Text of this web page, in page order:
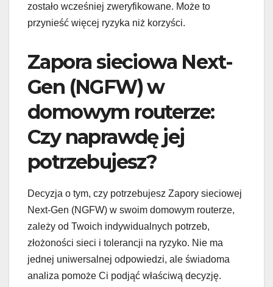
zostało wcześniej zweryfikowane. Może to
przynieść więcej ryzyka niż korzyści.
Zapora sieciowa Next-
Gen (NGFW) w
domowym routerze:
Czy naprawdę jej
potrzebujesz?
Decyzja o tym, czy potrzebujesz Zapory sieciowej
Next-Gen (NGFW) w swoim domowym routerze,
zależy od Twoich indywidualnych potrzeb,
złożoności sieci i tolerancji na ryzyko. Nie ma
jednej uniwersalnej odpowiedzi, ale świadoma
analiza pomoże Ci podjąć właściwą decyzję.